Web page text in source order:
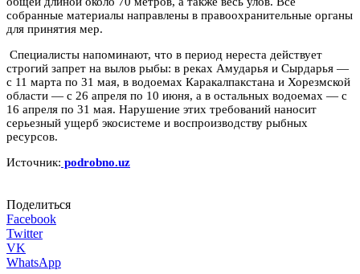
собранные материалы направлены в правоохранительные органы
для принятия мер.
Специалисты напоминают, что в период нереста действует
строгий запрет на вылов рыбы: в реках Амударья и Сырдарья —
с 11 марта по 31 мая, в водоемах Каракалпакстана и Хорезмской
области — с 26 апреля по 10 июня, а в остальных водоемах — с
16 апреля по 31 мая. Нарушение этих требований наносит
серьезный ущерб экосистеме и воспроизводству рыбных
ресурсов.
Источник: podrobno.uz
Поделиться
Facebook
Twitter
VK
WhatsApp